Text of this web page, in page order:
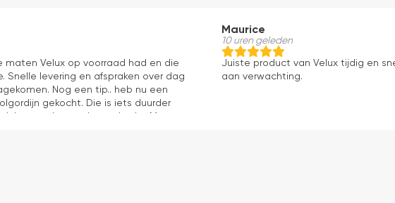
maten Velux op voorraad had en die
Snelle levering en afspraken over dag
Nog een tip.. heb nu een
gekocht. Die is iets duurder
Maurice
10 uren geleden
Juiste product van Velux tijdig en
aan verwachting.